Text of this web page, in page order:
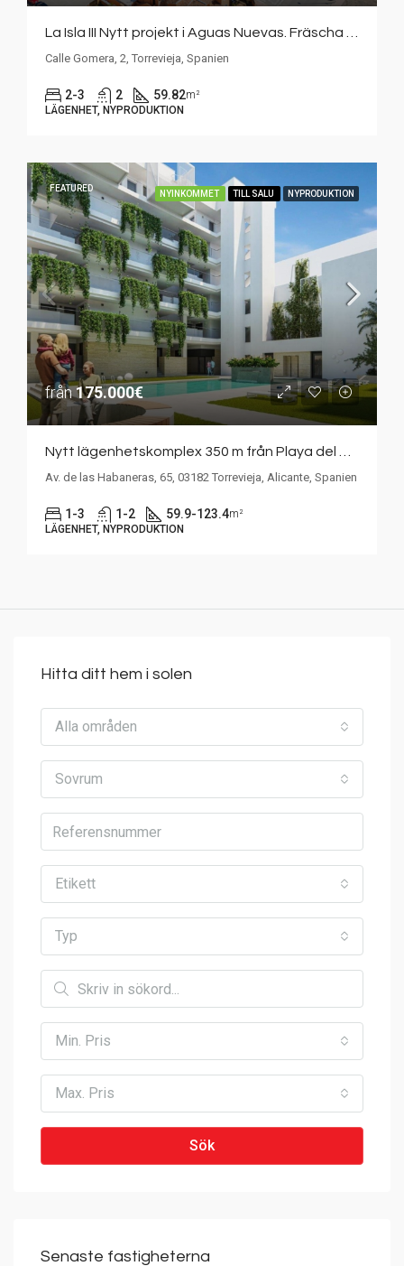
Calle Gomera, 2, Torrevieja, Spanien
2-3 2 59.82m²
LÄGENHET, NYPRODUKTION
FEATURED
NYINKOMMET TILL SALU NYPRODUKTION
från175.000€
Av. de las Habaneras, 65, 03182 Torrevieja, Alicante, Spanien
1-3 1-2 59.9-123.4m²
LÄGENHET, NYPRODUKTION
Hitta ditt hem i solen
Alla områden
Sovrum
Etikett
Typ
Min. Pris
Max. Pris
Sök
Senaste fastigheterna